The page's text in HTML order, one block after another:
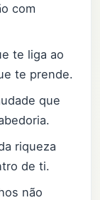
com
te liga ao
te prende.
que
riqueza
de ti.
não